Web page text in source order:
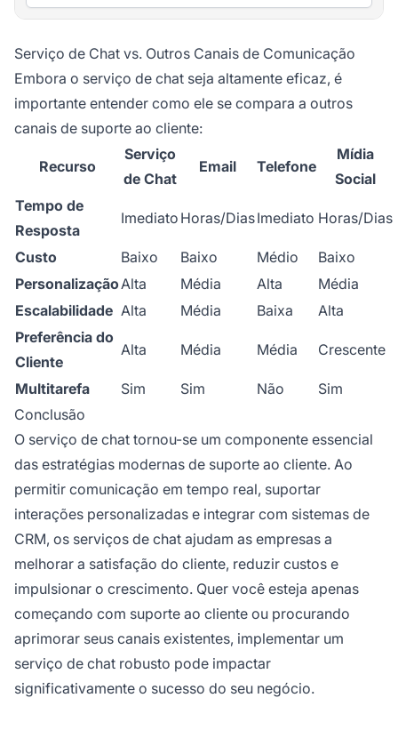
Serviço de Chat vs. Outros Canais de Comunicação
Embora o serviço de chat seja altamente eficaz, é
importante entender como ele se compara a outros
canais de suporte ao cliente:
Recurso
Serviço
de Chat
Email Telefone
Mídia
Social
Tempo de
Resposta
Imediato Horas/DiasImediato Horas/Dias
Custo Baixo Baixo Médio
Baixo
Personalização Alta Média Alta
Média
Escalabilidade Alta Média Baixa
Alta
Preferência do
Cliente
Alta Média Média Crescente
Multitarefa Sim Sim Não
Sim
Conclusão
O serviço de chat tornou-se um componente essencial
das estratégias modernas de suporte ao cliente. Ao
permitir comunicação em tempo real, suportar
interações personalizadas e integrar com sistemas de
CRM, os serviços de chat ajudam as empresas a
melhorar a satisfação do cliente, reduzir custos e
impulsionar o crescimento. Quer você esteja apenas
começando com suporte ao cliente ou procurando
aprimorar seus canais existentes, implementar um
serviço de chat robusto pode impactar
significativamente o sucesso do seu negócio.